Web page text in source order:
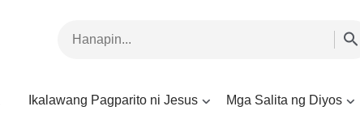
Ikalawang Pagparito ni Jesus Mga Salita ng Diyos